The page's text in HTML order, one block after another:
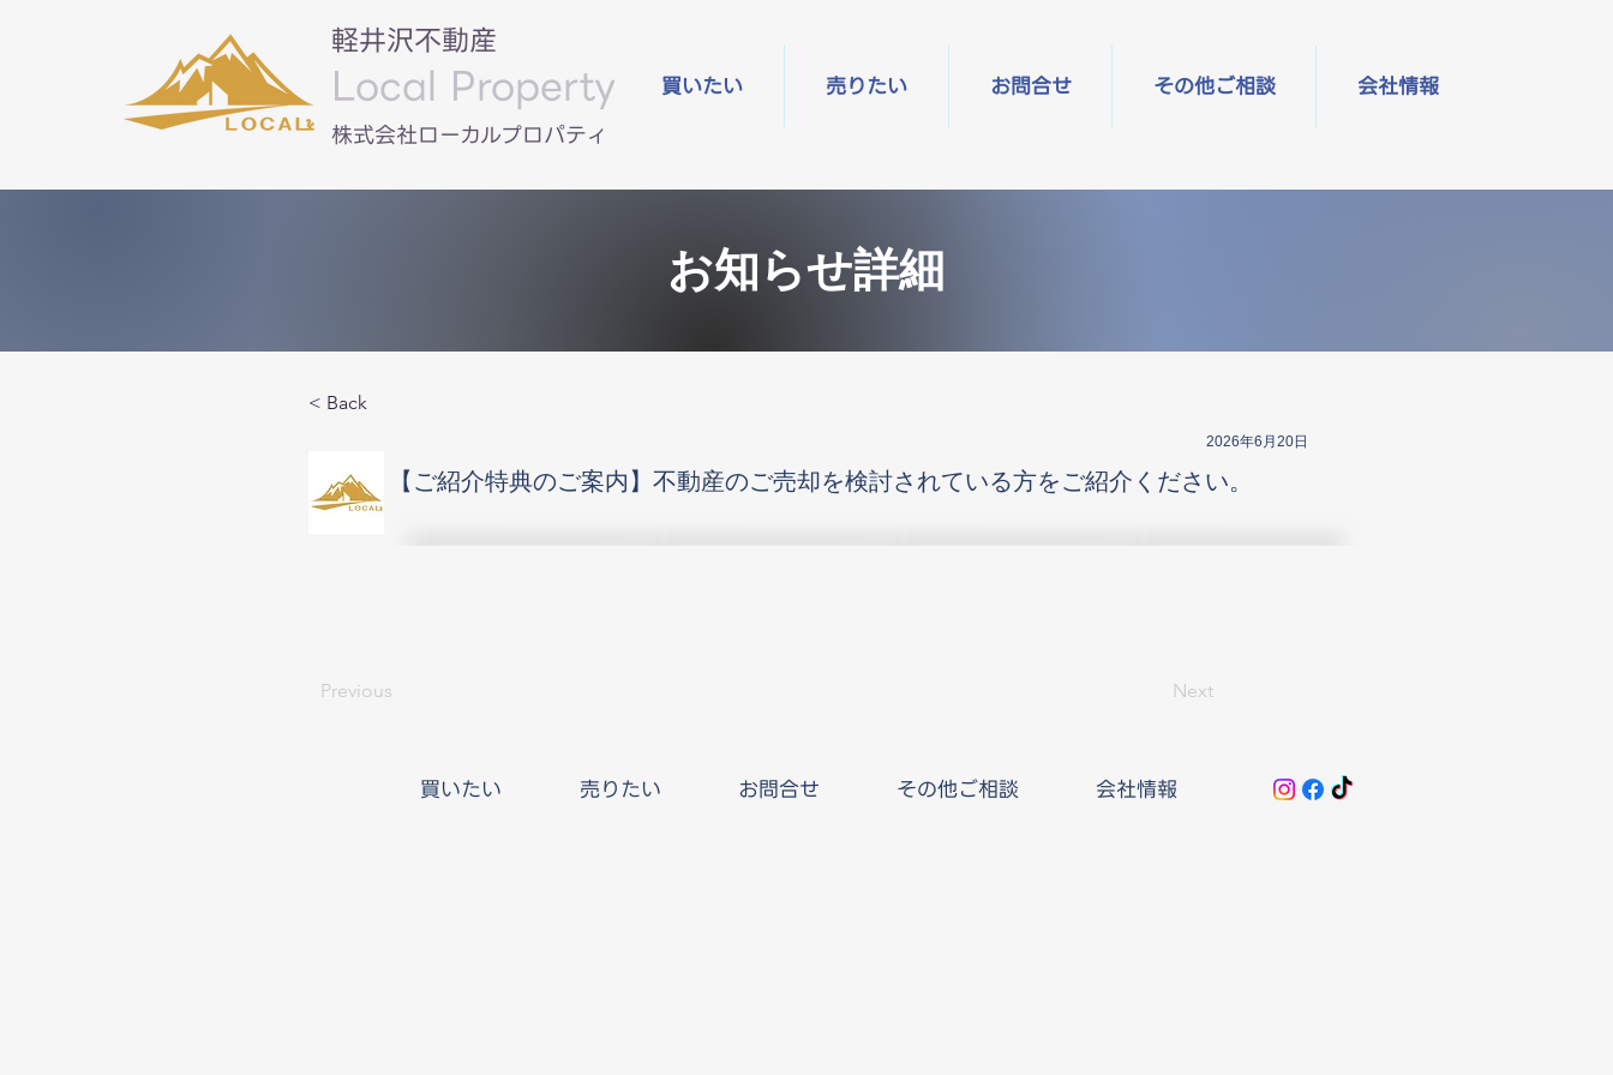
軽井沢不動産
Local Property
​株式会社ローカルプロパティ
買いたい 売りたい お問合せ その他ご相談 会社情報
お知らせ詳細
< Back
2026年6月20日
【ご紹介特典のご案内】不動産のご売却を検討されている方をご紹介ください。
Previous Next
買いたい 売りたい お問合せ その他ご相談 会社情報